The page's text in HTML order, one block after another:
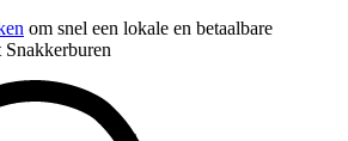
om snel een lokale en betaalbare